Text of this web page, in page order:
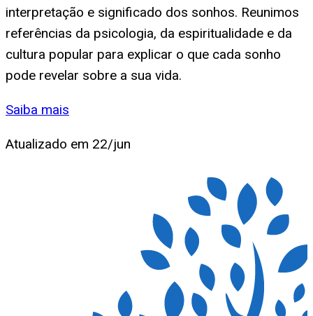
interpretação e significado dos sonhos. Reunimos
referências da psicologia, da espiritualidade e da
cultura popular para explicar o que cada sonho
pode revelar sobre a sua vida.
Saiba mais
Atualizado em 22/jun